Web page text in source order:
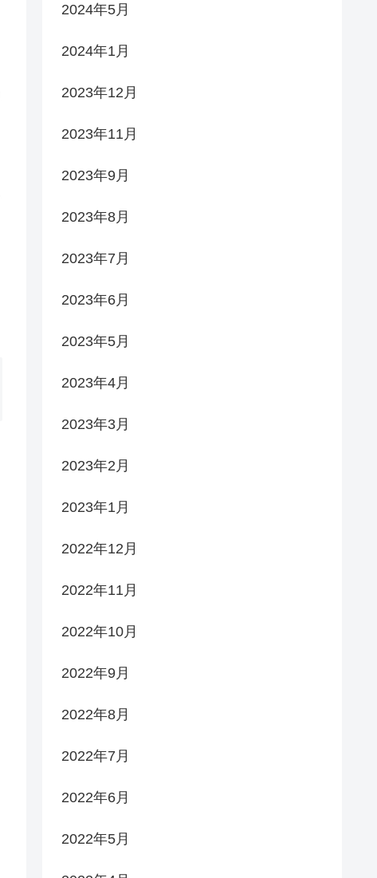
2024年5月
2024年1月
2023年12月
2023年11月
2023年9月
2023年8月
2023年7月
2023年6月
2023年5月
2023年4月
2023年3月
2023年2月
2023年1月
2022年12月
2022年11月
2022年10月
2022年9月
2022年8月
2022年7月
2022年6月
2022年5月